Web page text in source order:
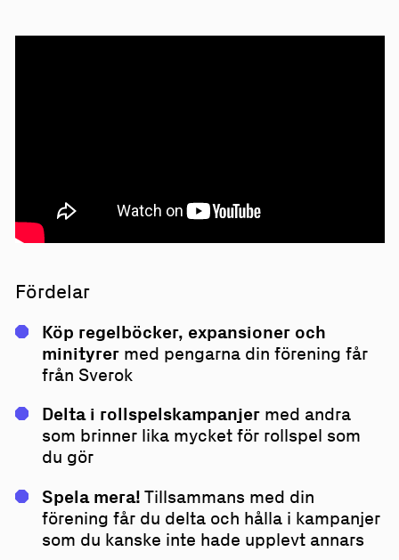
Fördelar
Köp regelböcker, expansioner och
minityrermed pengarna din förening får
från Sverok
Delta i rollspelskampanjer med andra
som brinner lika mycket för rollspel som
du gör
Spela mera! Tillsammans med din
förening får du delta och hålla i kampanjer
som du kanske inte hade upplevt annars